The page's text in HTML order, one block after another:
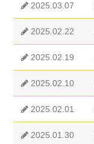
2025.03.07
2025.02.22
2025.02.19
2025.02.10
2025.02.01
2025.01.30